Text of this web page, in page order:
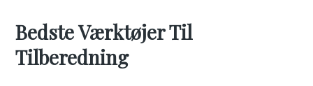
Bedste Værktøjer Til
Tilberedning